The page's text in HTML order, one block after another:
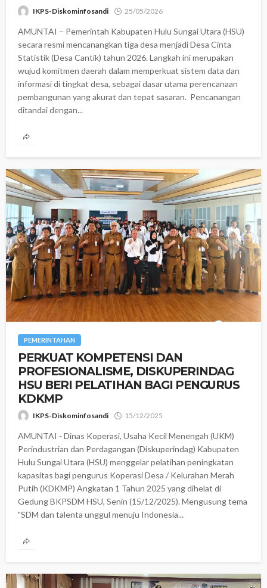
IKPS-Diskominfosandi 25/05/2026
AMUNTAI – Pemerintah Kabupaten Hulu Sungai Utara (HSU)
secara resmi mencanangkan tiga desa menjadi Desa Cinta
Statistik (Desa Cantik) tahun 2026. Langkah ini merupakan
wujud komitmen daerah dalam memperkuat sistem data dan
informasi di tingkat desa, sebagai dasar utama perencanaan
pembangunan yang akurat dan tepat sasaran. ‎ ‎Pencanangan
ditandai dengan...
PEMERINTAHAN
PERKUAT KOMPETENSI DAN
PROFESIONALISME, DISKUPERINDAG
HSU BERI PELATIHAN BAGI PENGURUS
KDKMP
IKPS-Diskominfosandi 15/12/2025
AMUNTAI - Dinas Koperasi, Usaha Kecil Menengah (UKM)
Perindustrian dan Perdagangan (Diskuperindag) Kabupaten
Hulu Sungai Utara (HSU) menggelar pelatihan peningkatan
kapasitas bagi pengurus Koperasi Desa / Kelurahan Merah
Putih (KDKMP) Angkatan 1 Tahun 2025 yang dihelat di
Gedung BKPSDM HSU, Senin (15/12/2025). Mengusung tema
"SDM dan talenta unggul menuju Indonesia...